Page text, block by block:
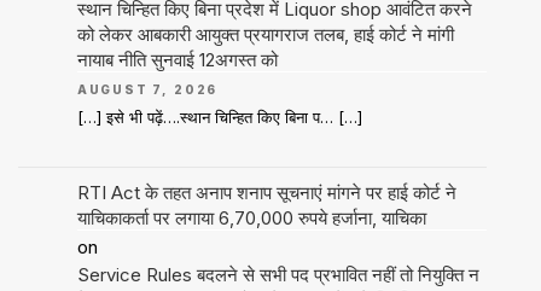
स्थान चिन्हित किए बिना प्रदेश में Liquor shop आवंटित करने
को लेकर आबकारी आयुक्त प्रयागराज तलब, हाई कोर्ट ने मांगी
नायाब नीति सुनवाई 12अगस्त को
AUGUST 7, 2026
[…] इसे भी पढ़ें….स्थान चिन्हित किए बिना प… […]
RTI Act के तहत अनाप शनाप सूचनाएं मांगने पर हाई कोर्ट ने
याचिकाकर्ता पर लगाया 6,70,000 रुपये हर्जाना, याचिका
on
Service Rules बदलने से सभी पद प्रभावित नहीं तो नियुक्ति न